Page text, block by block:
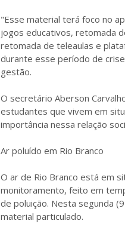
"Esse material terá foco no
jogos educativos, retomada
retomada de teleaulas e
durante esse período de
gestão.
O secretário Aberson
estudantes que vivem em
importância nessa relação
Ar poluído em Rio Branco
O ar de Rio Branco está em
monitoramento, feito em
de poluição. Nesta segunda
material particulado.